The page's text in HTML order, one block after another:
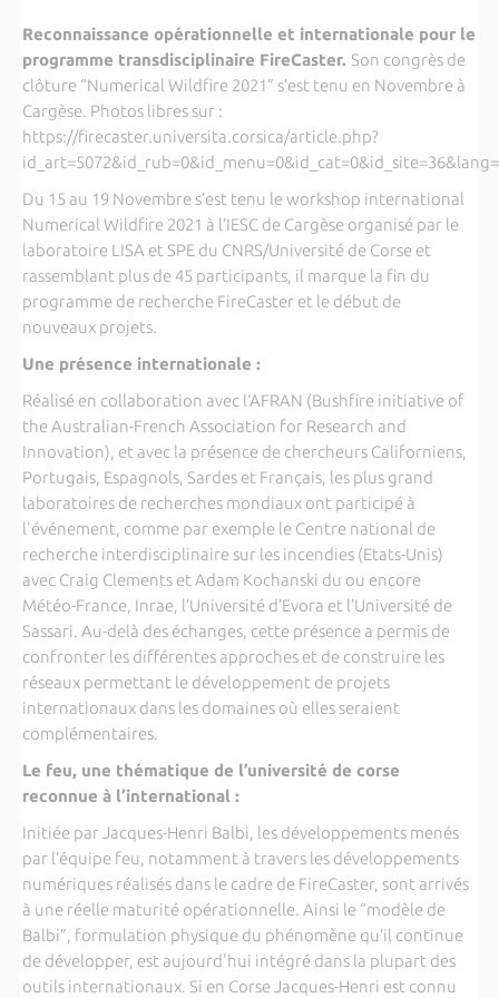
Reconnaissance opérationnelle et internationale pour le
programme transdisciplinaire FireCaster. Son congrès de
clôture “Numerical Wildfire 2021” s’est tenu en Novembre à
Cargèse. Photos libres sur :
https://firecaster.universita.corsica/article.php?
Du 15 au 19 Novembre s’est tenu le workshop international
Numerical Wildfire 2021 à l’IESC de Cargèse organisé par le
laboratoire LISA et SPE du CNRS/Université de Corse et
rassemblant plus de 45 participants, il marque la fin du
programme de recherche FireCaster et le début de
nouveaux projets.
Une présence internationale :
Réalisé en collaboration avec l‘AFRAN (Bushfire initiative of
the Australian-French Association for Research and
Innovation), et avec la présence de chercheurs Californiens,
Portugais, Espagnols, Sardes et Français, les plus grand
laboratoires de recherches mondiaux ont participé à
l'événement, comme par exemple le Centre national de
recherche interdisciplinaire sur les incendies (Etats-Unis)
avec Craig Clements et Adam Kochanski du ou encore
Météo-France, Inrae, l’Université d’Evora et l’Université de
Sassari. Au-delà des échanges, cette présence a permis de
confronter les différentes approches et de construire les
réseaux permettant le développement de projets
internationaux dans les domaines où elles seraient
complémentaires.
Le feu, une thématique de l’université de corse
reconnue à l’international :
Initiée par Jacques-Henri Balbi, les développements menés
par l’équipe feu, notamment à travers les développements
numériques réalisés dans le cadre de FireCaster, sont arrivés
à une réelle maturité opérationnelle. Ainsi le “modèle de
Balbi”, formulation physique du phénomène qu’il continue
de développer, est aujourd'hui intégré dans la plupart des
outils internationaux. Si en Corse Jacques-Henri est connu